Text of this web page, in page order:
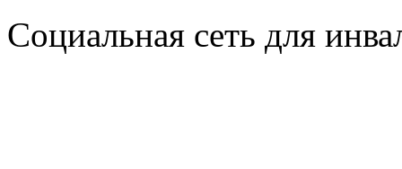
Социальная сеть для